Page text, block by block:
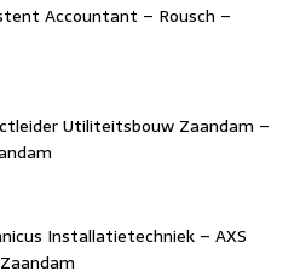
Accountant – Rousch –
Utiliteitsbouw Zaandam –
Installatietechniek – AXS